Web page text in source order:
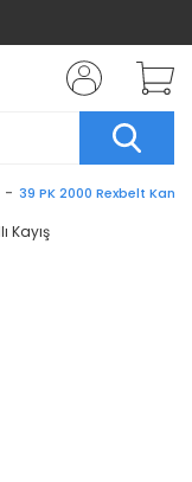
39 PK 2000 Rexbelt